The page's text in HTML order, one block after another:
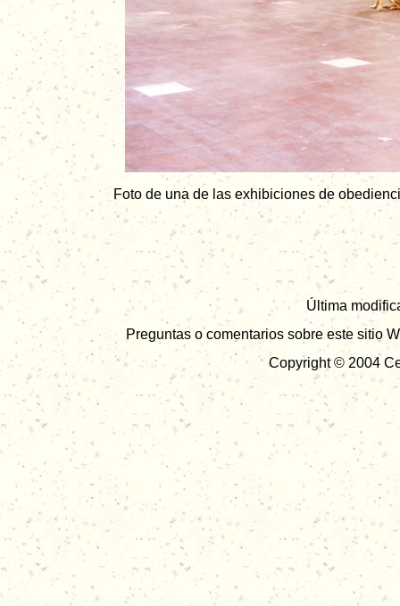
Foto de una de las exhibiciones de
Última
Preguntas o comentarios sobre este sitio
Copyright © 2004